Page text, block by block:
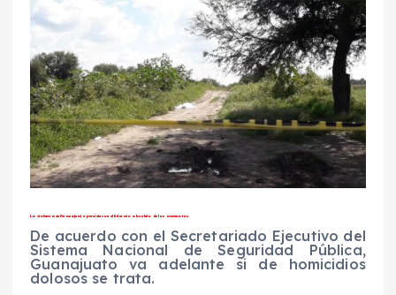
La violencia en Guanajuato persiste con el liderato absoluto de los asesinatos.
De acuerdo con el Secretariado Ejecutivo del
Sistema Nacional de Seguridad Pública,
Guanajuato va adelante si de homicidios
dolosos se trata.